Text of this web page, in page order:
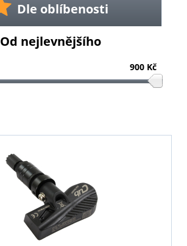
Dle oblíbenosti
Od nejlevnějšího
900 Kč